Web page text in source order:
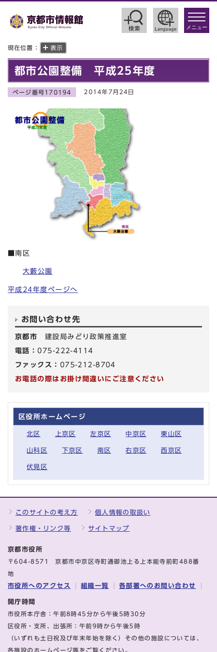
toggle
メニュー
現在位置： 表示
都市公園整備 平成25年度
ページ番号170194 2014年7月24日
■南区
大藪公園
平成24年度ページへ
お問い合わせ先
京都市 建設局みどり政策推進室
電話：075-222-4114
ファックス： 075-212-8704
お電話の際はお掛け間違いにご注意ください
区役所ホームページ
北区 上京区 左京区 中京区 東山区
山科区 下京区 南区 右京区 西京区
伏見区
このサイトの考え方 個人情報の取扱い
著作権・リンク等 サイトマップ
京都市役所
〒604-8571 京都市中京区寺町通御池上る上本能寺前町488番
地
市役所へのアクセス 組織一覧 各部署へのお問い合わせ
開庁時間
市役所本庁舎：午前8時45分から午後5時30分
区役所・支所、出張所：午前9時から午後5時
（いずれも土日祝及び年末年始を除く）その他の施設については、
各施設のホームページ等をご覧ください。